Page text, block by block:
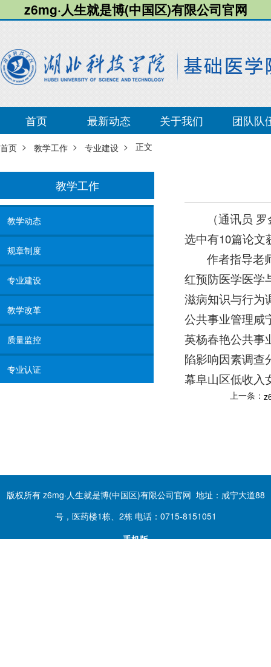
z6mg·人生就是博(中国区)有限公司官网
首页 最新动态 关于我们 团队队
首页 > 教学工作 > 专业建设 > 正文
教学工作
教学动态
规章制度
专业建设
教学改革
质量监控
专业认证
（通讯员
选中有10篇论文
作者指导老
红预防医学医学
滋病知识与行为
公共事业管理咸
英杨春艳公共事
陷影响因素调查
幕阜山区低收入
上一条：
版权所有 z6mg·人生就是博(中国区)有限公司官网 地址：咸宁大道88
号，医药楼1栋、2栋 电话：0715-8151051
手机版